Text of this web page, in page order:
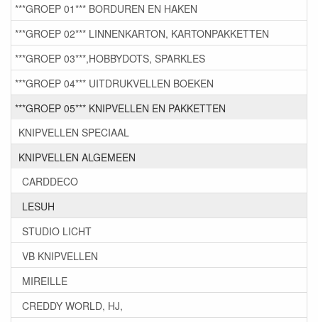
***GROEP 01*** BORDUREN EN HAKEN
***GROEP 02*** LINNENKARTON, KARTONPAKKETTEN
***GROEP 03***,HOBBYDOTS, SPARKLES
***GROEP 04*** UITDRUKVELLEN BOEKEN
***GROEP 05*** KNIPVELLEN EN PAKKETTEN
KNIPVELLEN SPECIAAL
KNIPVELLEN ALGEMEEN
CARDDECO
LESUH
STUDIO LICHT
VB KNIPVELLEN
MIREILLE
CREDDY WORLD, HJ,